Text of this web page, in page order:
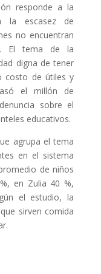
responde a la
la escasez de
no encuentran
El tema de la
digna de tener
costo de útiles y
el millón de
sobre el
educativos.
agrupa el tema
en el sistema
de niños
en Zulia 40 %,
el estudio, la
sirven comida